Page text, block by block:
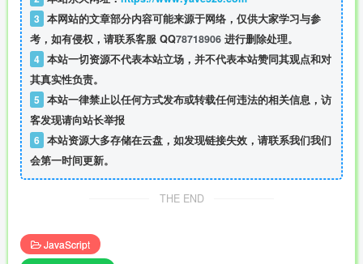
3 本网站的文章部分内容可能来源于网络，仅供大家学习与参
考，如有侵权，请联系客服 QQ78718906 进行删除处理。
4 本站一切资源不代表本站立场，并不代表本站赞同其观点和对
其真实性负责。
5 本站一律禁止以任何方式发布或转载任何违法的相关信息，访
客发现请向站长举报
6 本站资源大多存储在云盘，如发现链接失效，请联系我们我们
会第一时间更新。
THE END
JavaScript